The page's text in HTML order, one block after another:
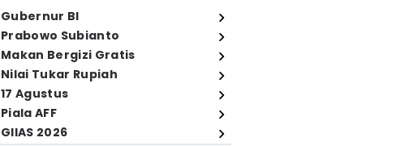
Gubernur BI
Prabowo Subianto
Makan Bergizi Gratis
Nilai Tukar Rupiah
17 Agustus
Piala AFF
GIIAS 2026